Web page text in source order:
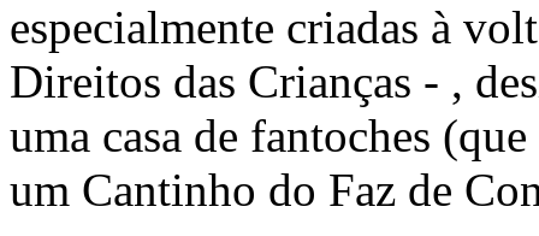
especialmente criadas à
Direitos das Crianças - ,
uma casa de fantoches
um Cantinho do Faz de